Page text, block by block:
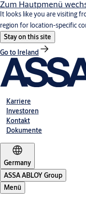
Zum Hautpmenü
It looks like you are visiting
region for location-specific
Stay on this site
Go to Ireland
Karriere
Investoren
Kontakt
Dokumente
Germany
ASSA ABLOY Group
Menü